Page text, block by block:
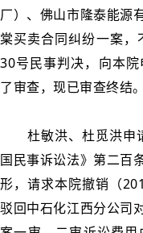
厂）、佛山市隆泰能源
棠买卖合同纠纷一案
30号民事判决，向本
了审查，现已审查终结。
杜敏洪、杜觅洪申
国民事诉讼法》第二百
形，请求本院撤销（
驳回中石化江西分公司